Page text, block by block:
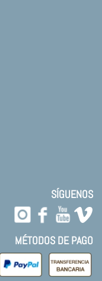
SÍGUENOS
MÉTODOS DE PAGO